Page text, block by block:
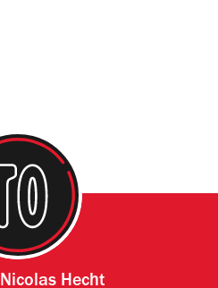
Nicolas Hecht